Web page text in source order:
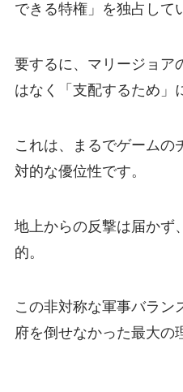
できる特権」を独占して
要するに、マリージョア
はなく「支配するため」
これは、まるでゲームの
対的な優位性です。
地上からの反撃は届かず
的。
この非対称な軍事バラン
府を倒せなかった最大の